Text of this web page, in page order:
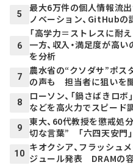
5
最大6万件の個人情報流
ノベーション、GitHubの
6
「高学力＝ストレスに耐
一方、収入・満足度が
を分析
7
農水省の“クソダサ”ポス
の声も 担当者に狙いを
8
ローソン、「鍋さばきロ
などを高火力でスピード
9
東大、60代教授を懲戒
切な言葉” 「六四天安門
10
キオクシア、フラッシュ
ジュール発表 DRAMの